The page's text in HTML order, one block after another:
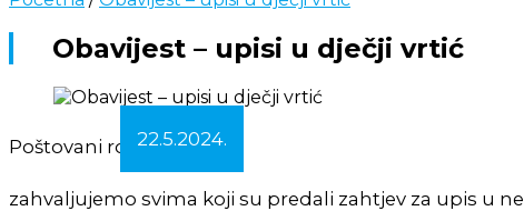
Obavijest – upisi u dječji vrtić
22.5.2024.
Poštovani roditelji,
zahvaljujemo svima koji su predali zahtjev za upis u